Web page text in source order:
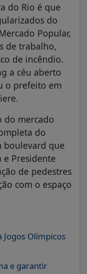
do Rio é que
do
Popular,
de trabalho,
de incêndio.
a céu aberto
o prefeito em
do mercado
do
boulevard que
e Presidente
de pedestres
com o espaço
Olímpicos
e garantir